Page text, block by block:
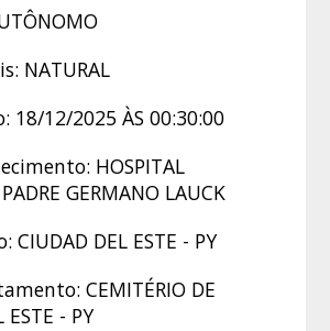
NATURAL
18/12/2025 ÀS 00:30:00
HOSPITAL
GERMANO LAUCK
CIUDAD DEL ESTE - PY
CEMITÉRIO DE
ESTE - PY